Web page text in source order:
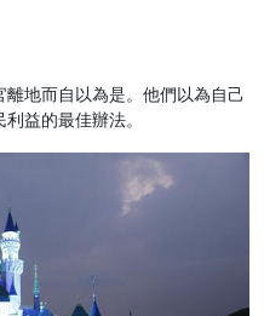
地而自以為是。他們以為自己
益的最佳辦法。